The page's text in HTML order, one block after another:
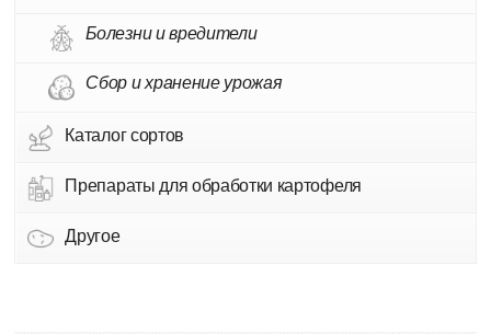
Болезни и вредители
Сбор и хранение урожая
Каталог сортов
Препараты для обработки картофеля
Другое